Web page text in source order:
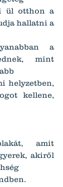
ül otthon a
hallatni a
a
mint
helyzetben,
kellene,
amit
akiről